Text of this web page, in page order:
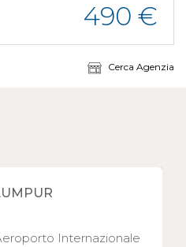
490 €
Cerca Agenzia
Internazionale